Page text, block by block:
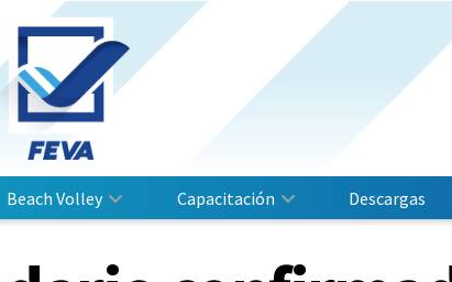
Beach Volley Capacitación Descargas